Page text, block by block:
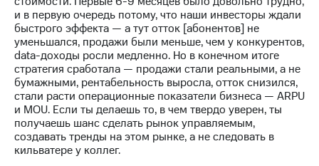
и в первую очередь потому, что наши инвесторы ждали
быстрого эффекта — а тут отток [абонентов] не
уменьшался, продажи были меньше, чем у конкурентов,
data-доходы росли медленно. Но в конечном итоге
стратегия сработала — продажи стали реальными, а не
бумажными, рентабельность выросла, отток снизился,
стали расти операционные показатели бизнеса — ARPU
и MOU. Если ты делаешь то, в чем твердо уверен, ты
получаешь шанс сделать рынок управляемым,
создавать тренды на этом рынке, а не следовать в
кильватере у коллег.